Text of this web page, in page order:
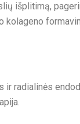
išplitimą,
kolageno
ir radialinės